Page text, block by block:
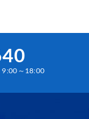
9:00～18:00